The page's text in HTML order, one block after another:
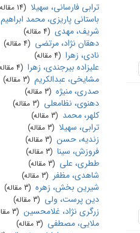
ترابی فارسانی، سهیلا ‏ (14 مقاله)
باستانی پاریزی، محمد ابراهیم
شریف، مهدی ‏ (4 مقاله)
دهقان نژاد، مرتضی ‏ (4 مقاله)
نادی، زهرا ‏ (4 مقاله)
علیزاده بیرجندی، زهرا ‏ (4 مقاله)
مشایخی، عبدالکریم ‏ (3 مقاله)
صدری، منیژه ‏ (3 مقاله)
دهنوی، نظامعلی ‏ (3 مقاله)
کلهر، محمد ‏ (3 مقاله)
ترابی، سهیلا ‏ (3 مقاله)
زندیه، حسن ‏ (3 مقاله)
فروزش، سینا ‏ (3 مقاله)
ططری، علی ‏ (3 مقاله)
شاهدی، مظفر ‏ (3 مقاله)
شیرین بخش، زهره ‏ (3 مقاله)
دین پرست، ولی ‏ (3 مقاله)
زرگری نژاد، غلامحسین ‏ (3 مقاله)
ملایی، مصطفی ‏ (3 مقاله)